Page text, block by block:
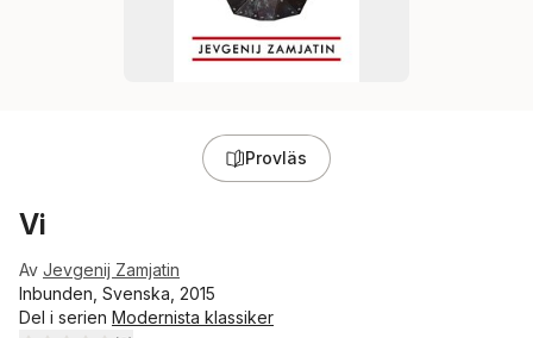
Provläs
Vi
Av Jevgenij Zamjatin
Inbunden, Svenska, 2015
Del i serien Modernista klassiker